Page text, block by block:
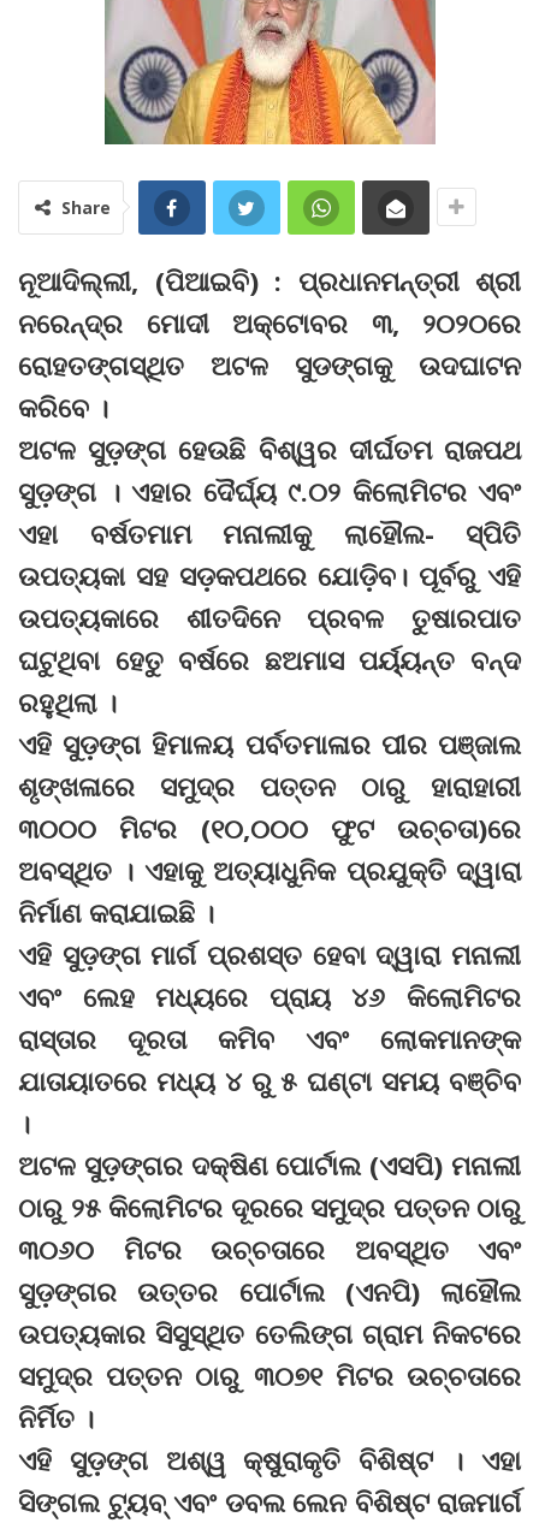
Share
ନୂଆଦିଲ୍ଲୀ, (ପିଆଇବି) : ପ୍ରଧାନମନ୍ତ୍ରୀ ଶ୍ରୀ
ନରେନ୍ଦ୍ର ମୋଦୀ ଅକ୍ଟୋବର ୩, ୨୦୨୦ରେ
ରୋହତଙ୍ଗସ୍ଥିତ ଅଟଳ ସୁଡଙ୍ଗକୁ ଉଦଘାଟନ
କରିବେ ।
ଅଟଳ ସୁଡ଼ଙ୍ଗ ହେଉଛି ବିଶ୍ୱର ଦୀର୍ଘତମ ରାଜପଥ
ସୁଡ଼ଙ୍ଗ । ଏହାର ଦୈର୍ଘ୍ୟ ୯.୦୨ କିଲୋମିଟର ଏବଂ
ଏହା ବର୍ଷତମାମ ମନାଲୀକୁ ଲାହୌଲ- ସ୍ପିତି
ଉପତ୍ୟକା ସହ ସଡ଼କପଥରେ ଯୋଡ଼ିବ। ପୂର୍ବରୁ ଏହି
ଉପତ୍ୟକାରେ ଶୀତଦିନେ ପ୍ରବଳ ତୁଷାରପାତ
ଘଟୁଥିବା ହେତୁ ବର୍ଷରେ ଛଅମାସ ପର୍ୟ୍ୟନ୍ତ ବନ୍ଦ
ରହୁଥିଲା ।
ଏହି ସୁଡ଼ଙ୍ଗ ହିମାଳୟ ପର୍ବତମାଳାର ପୀର ପଞ୍ଜାଲ
ଶୃଙ୍ଖଳାରେ ସମୁଦ୍ର ପତ୍ତନ ଠାରୁ ହାରାହାରୀ
୩୦୦୦ ମିଟର (୧୦,୦୦୦ ଫୁଟ ଉଚ୍ଚତା)ରେ
ଅବସ୍ଥିତ । ଏହାକୁ ଅତ୍ୟାଧୁନିକ ପ୍ରଯୁକ୍ତି ଦ୍ୱାରା
ନିର୍ମାଣ କରାଯାଇଛି ।
ଏହି ସୁଡ଼ଙ୍ଗ ମାର୍ଗ ପ୍ରଶସ୍ତ ହେବା ଦ୍ୱାରା ମନାଲୀ
ଏବଂ ଲେହ ମଧ୍ୟରେ ପ୍ରାୟ ୪୬ କିଲୋମିଟର
ରାସ୍ତାର ଦୂରତା କମିବ ଏବଂ ଲୋକମାନଙ୍କ
ଯାତାୟାତରେ ମଧ୍ୟ ୪ ରୁ ୫ ଘଣ୍ଟା ସମୟ ବଞ୍ଚିବ
।
ଅଟଳ ସୁଡ଼ଙ୍ଗର ଦକ୍ଷିଣ ପୋର୍ଟାଲ (ଏସପି) ମନାଲୀ
ଠାରୁ ୨୫ କିଲୋମିଟର ଦୂରରେ ସମୁଦ୍ର ପତ୍ତନ ଠାରୁ
୩୦୬୦ ମିଟର ଉଚ୍ଚତାରେ ଅବସ୍ଥିତ ଏବଂ
ସୁଡ଼ଙ୍ଗର ଉତ୍ତର ପୋର୍ଟାଲ (ଏନପି) ଲାହୌଲ
ଉପତ୍ୟକାର ସିସୁସ୍ଥିତ ତେଲିଙ୍ଗ ଗ୍ରାମ ନିକଟରେ
ସମୁଦ୍ର ପତ୍ତନ ଠାରୁ ୩୦୭୧ ମିଟର ଉଚ୍ଚତାରେ
ନିର୍ମିତ ।
ଏହି ସୁଡ଼ଙ୍ଗ ଅଶ୍ୱ କ୍ଷୁରାକୃତି ବିଶିଷ୍ଟ । ଏହା
ସିଙ୍ଗଲ ଟ୍ୟୁବ୍ ଏବଂ ଡବଲ ଲେନ ବିଶିଷ୍ଟ ରାଜମାର୍ଗ